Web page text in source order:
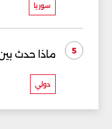
سوريا
5 ماذا حدث
دولي